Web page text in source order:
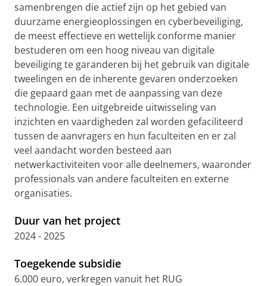
samenbrengen die actief zijn op het gebied van
duurzame energieoplossingen en cyberbeveiliging,
de meest effectieve en wettelijk conforme manier
bestuderen om een hoog niveau van digitale
beveiliging te garanderen bij het gebruik van digitale
tweelingen en de inherente gevaren onderzoeken
die gepaard gaan met de aanpassing van deze
technologie. Een uitgebreide uitwisseling van
inzichten en vaardigheden zal worden gefaciliteerd
tussen de aanvragers en hun faculteiten en er zal
veel aandacht worden besteed aan
netwerkactiviteiten voor alle deelnemers, waaronder
professionals van andere faculteiten en externe
organisaties.
Duur van het project
2024 - 2025
Toegekende subsidie
6.000 euro, verkregen vanuit het RUG